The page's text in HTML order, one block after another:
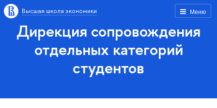
Меню
Высшая школа экономики
Дирекция сопровождения
отдельных категорий
студентов